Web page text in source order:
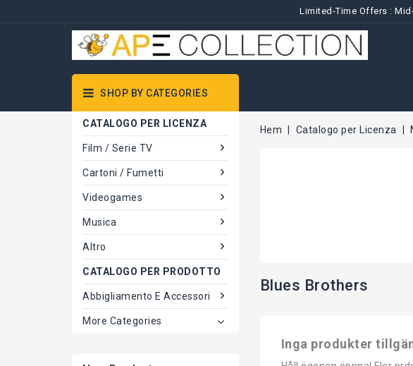
Limited-Time Offers :
SHOP BY CATEGORIES
CATALOGO PER LICENZA
Film / Serie TV
Cartoni / Fumetti
Videogames
Musica
Altro
CATALOGO PER PRODOTTO
Abbigliamento E Accessori
More Categories
Hem Catalogo per Licenza
Blues Brothers
Inga produkter